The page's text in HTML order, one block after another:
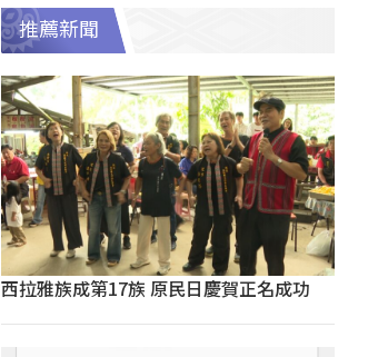
推薦新聞
西拉雅族成第17族 原民日慶賀正名成功